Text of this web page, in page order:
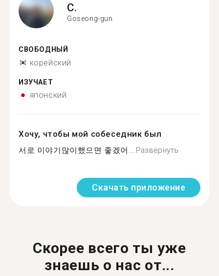
C.
Goseong-gun
СВОБОДНЫЙ
корейский
ИЗУЧАЕТ
японский
Хочу, чтобы мой собеседник был
서로 이야기많이했으면 좋겠어...Развернуть
Скачать приложение
Скорее всего ты уже
знаешь о нас от...